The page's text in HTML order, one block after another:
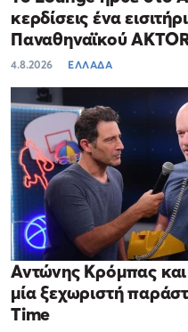
κερδίσεις ένα
Παναθηναϊκού
4.8.2026 ΕΛΛΑΔΑ
Αντώνης Κρόμπας
μία ξεχωριστή
Time